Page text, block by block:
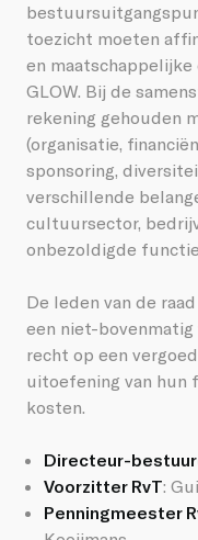
toezicht moeten
en
GLOW. Bij de
rekening gehouden
(organisatie,
sponsoring,
verschillende
cultuursector,
onbezoldigde
De leden van de
een niet-
recht op een
uitoefening van hun
kosten.
Directeur-
Voorzitter RvT:
Penningmeester